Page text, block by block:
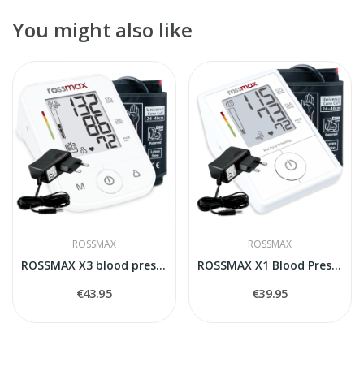
You might also like
ROSSMAX
ROSSMAX X3 blood pressure monitor
€43.95
ROSSMAX
ROSSMAX X1 Blood Pressure Monitor
€39.95